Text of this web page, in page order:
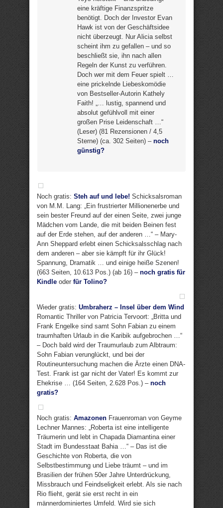
eine kräftige Finanzspritze
benötigt. Doch der Investor Evan
Hawk ist von der Geschäftsidee
nicht überzeugt. Nur Alicia selbst
scheint ihm zu gefallen – und so
beschließt sie, ihn nach allen
Regeln der Kunst zu verführen.
Doch wer mit dem Feuer spielt …
eine prickelnde Liebeskomödie
von Bestseller-Autorin Kathely
Faith! „… lustig, spannend und
absolut gefühlvoll mit einer
großen Prise Leidenschaft …“
(Leser) (81 Rezensionen / 4,5
Sterne) (ca. 302 Seiten) – noch
günstig?
Noch gratis: Steh auf und lebe! Schicksalsroman
von M.M. Lang: „Ein frustrierter Millionenerbe und
sein bester Freund auf der einen Seite, zwei junge
Mädchen vom Lande, die mit beiden Beinen fest
auf der Erde stehen, auf der anderen …“ – Mary-
Ann Sheppard erlebt einen Schicksalsschlag nach
dem anderen – aber sie kämpft für ihr Glück!
Spannung, Dramatik … und einige heiße Szenen!
(663 Seiten, 10.613 Pos.) (ab 16) – noch gratis für
Kindle oder für Tolino?
Wieder gratis: Umbraherz – Insel über dem Wind
Romantic Thriller von Patricia Tervoort: „Britta und
Frank Engelke sind samt Sohn Fabian zu einem
traumhaften Urlaub in die Karibik aufgebrochen …“
– Doch bald wird der Traumurlaub zum Albtraum:
Sohn Fabian verunglückt, und bei der
Routineuntersuchung machen die Ärzte einen DNA-
Test. Frank ist gar nicht der Vater! Es kommt zur
Ehekrise … (164 Seiten, 2.628 Pos.) – noch
gratis?
Noch gratis: Amazonen Frauenroman von Geyme
Lechner Mannes: „Roberta ist eine intelligente
Träumerin und lebt in Chapada Diamantina einer
Stadt im Bundesstaat Bahia …“ – Das ist die
Geschichte von Roberta, die von
Selbstbestimmung und Liebe träumt – und im
Brasilien der frühen 50er Jahre Unterdrückung,
Missbrauch und Feindseligkeit erlebt. Als sie nach
Rio flieht, gerät sie erst recht in ein
männerdominiertes Umfeld. Wird sie sich